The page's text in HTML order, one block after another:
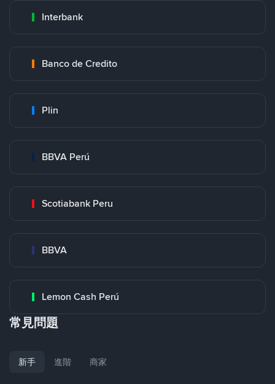
Interbank
Banco de Credito
Plin
BBVA Perú
Scotiabank Peru
BBVA
Lemon Cash Perú
常見問題
新手 進階 商家